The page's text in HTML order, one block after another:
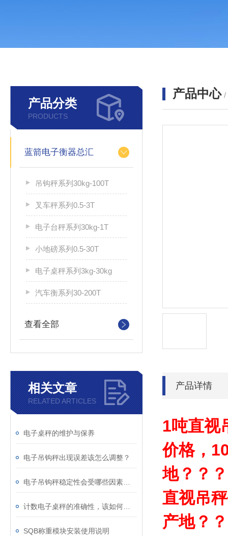
产品分类
PRODUCTS
蓝箭电子衡器总汇
吊钩秤系列30kg-100T
叉车秤系列0.5-3T
电子台秤系列30kg-1T
小地磅系列0.5-30T
电子桌秤系列3kg-30kg
汽车衡系列30-200T
查看全部
相关文章
RELATED ARTICLES
电子桌秤的维护与保养
电子吊钩秤出现误差该怎么调整？
SQB称重模块安装使用说明
产品中心 /
产品详情
1吨直视
价格，
地？？？
直视吊
产地？